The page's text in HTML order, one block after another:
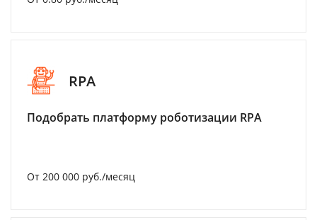
RPA
Подобрать платформу роботизации RPA
От 200 000 руб./месяц